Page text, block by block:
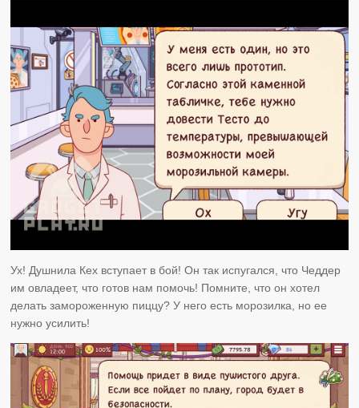
Ух! Душнила Кех вступает в бой! Он так испугался, что Чеддер
им овладеет, что готов нам помочь! Помните, что он хотел
делать замороженную пиццу? У него есть морозилка, но ее
нужно усилить!